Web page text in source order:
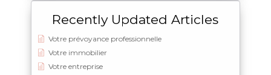
Recently Updated Articles
Votre prévoyance professionnelle
Votre immobilier
Votre entreprise